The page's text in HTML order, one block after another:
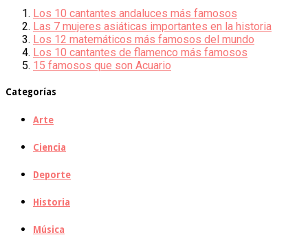
Los 10 cantantes andaluces más famosos
Las 7 mujeres asiáticas importantes en la historia
Los 12 matemáticos más famosos del mundo
Los 10 cantantes de flamenco más famosos
15 famosos que son Acuario
Categorías
Arte
Ciencia
Deporte
Historia
Música